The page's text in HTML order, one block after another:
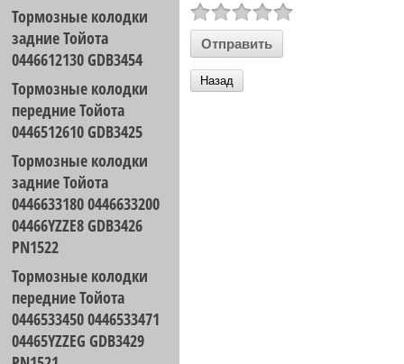
Тормозные колодки
задние Тойота
0446612130 GDB3454
Тормозные колодки
передние Тойота
0446512610 GDB3425
Тормозные колодки
задние Тойота
0446633180 0446633200
04466YZZE8 GDB3426
PN1522
Тормозные колодки
передние Тойота
0446533450 0446533471
04465YZZEG GDB3429
Назад